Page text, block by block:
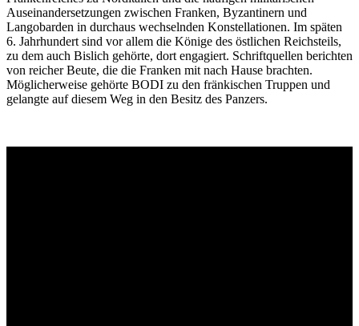
Auseinandersetzungen zwischen Franken, Byzantinern und
Langobarden in durchaus wechselnden Konstellationen. Im späten
6. Jahrhundert sind vor allem die Könige des östlichen Reichsteils,
zu dem auch Bislich gehörte, dort engagiert. Schriftquellen berichten
von reicher Beute, die die Franken mit nach Hause brachten.
Möglicherweise gehörte BODI zu den fränkischen Truppen und
gelangte auf diesem Weg in den Besitz des Panzers.